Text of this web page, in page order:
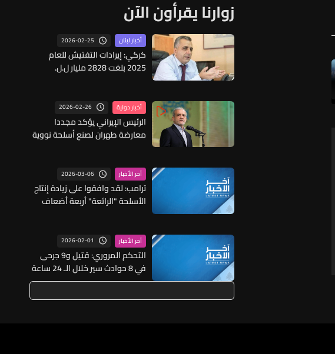
زوارنا يقرأون الآن
أخبار لبنان 2026-02-25
كركي: إيرادات التفتيش للعام
2025 بلغت 2828 مليار ل.ل.
أخبار دولية 2026-02-26
الرئيس الإيراني يؤكد مجددا
معارضة طهران لصنع أسلحة نووية
آخر الأخبار 2026-03-06
ترامب: لقد وافقوا على زيادة إنتاج
الأسلحة "الرائعة" أربعة أضعاف
آخر الأخبار 2026-02-01
التحكم المروري: قتيل و9 جرحى
في 8 حوادث سير خلال الـ 24 ساعة
الماضية